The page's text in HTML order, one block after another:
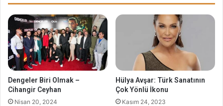
Dengeler Biri Olmak –
Cihangir Ceyhan
Nisan 20, 2024
Hülya Avşar: Türk Sanatının
Çok Yönlü İkonu
Kasım 24, 2023